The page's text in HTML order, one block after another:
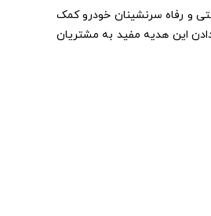
و رفاه سرنشینان خودرو کمک
این هدیه مفید به مشتریان